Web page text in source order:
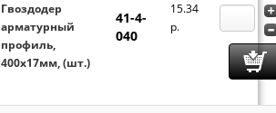
Гвоздодер
арматурный
профиль,
400х17мм, (шт.)
41-4-
040
15.34
p.